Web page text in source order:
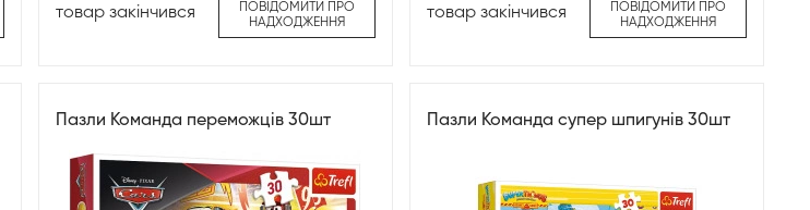
товар закінчився
ПОВІДОМИТИ ПРО
НАДХОДЖЕННЯ
товар закінчився
ПОВІДОМИТИ ПРО
НАДХОДЖЕННЯ
Пазли Команда переможців 30шт Пазли Команда супер шпигунів 30шт